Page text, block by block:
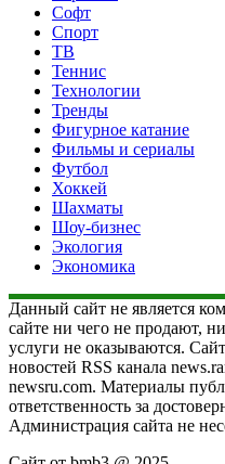
Софт
Спорт
ТВ
Теннис
Технологии
Тренды
Фигурное катание
Фильмы и сериалы
Футбол
Хоккей
Шахматы
Шоу-бизнес
Экология
Экономика
Данный сайт не является
сайте ни чего не продают,
услуги не оказываются.
новостей RSS канала
newsru.com. Материалы
ответственность за
Администрация сайта не